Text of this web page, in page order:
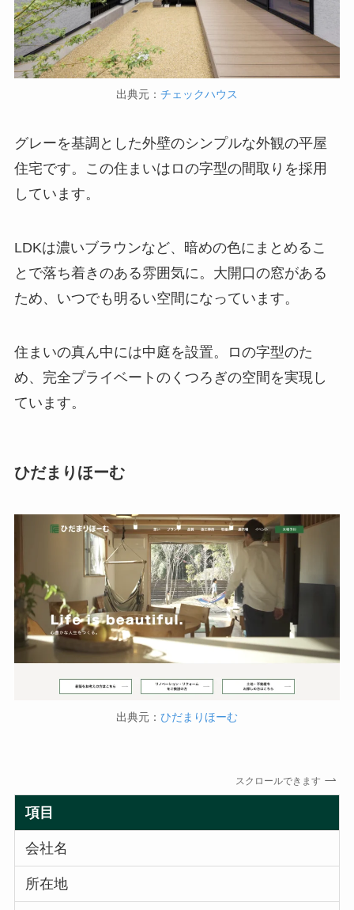
出典元： チェックハウス
グレーを基調とした外壁のシンプルな外観の平屋
住宅です。この住まいはロの字型の間取りを採用
しています。
LDKは濃いブラウンなど、暗めの色にまとめるこ
とで落ち着きのある雰囲気に。大開口の窓がある
ため、いつでも明るい空間になっています。
住まいの真ん中には中庭を設置。ロの字型のた
め、完全プライベートのくつろぎの空間を実現し
ています。
ひだまりほーむ
出典元： ひだまりほーむ
スクロールできます
項目
会社名
所在地